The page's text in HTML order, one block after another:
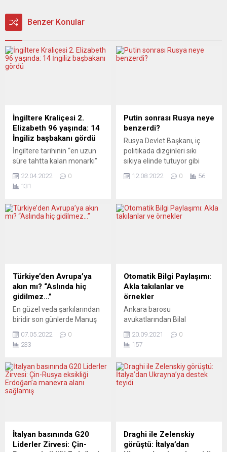
Benzer Konular
İngiltere Kraliçesi 2.
Elizabeth 96 yaşında: 14
İngiliz başbakanı gördü
İngiltere tarihinin “en uzun
süre tahtta kalan monarkı”
günü dolayısıyla atlara olan
ilgisini de yansıtan, iki
çekilen bir fotoğrafı
yayınlandı. Kraliçe, doğum
Malikhanesi’nde ailesi ve
arkadaşlarıyla bir araya
gelecek. İngiltere Kraliçesi
2....
22.04.2022
0
131
Putin sonrası Rusya neye
benzerdi?
Rusya Devlet Başkanı, iç
politikada dizginleri sıkı
sıkıya elinde tutuyor gibi
var. Bağımsız kamuoyu
halkın Putin’e güveni
yaşanabileceğine dair
değerlendirmelerde
bulunuyor. NOWAYA
12.08.2022 0 56
Türkiye’den Avrupa’ya
akın mı? “Aslında hiç
gidilmez…”
En güzel veda şarkılarından
biridir son günlerde Manuş
Havada Gidilmez” şarkısı.
Nazan Öncel’in geçen
çıkarttığı “Demir Leblebi”
albümünde sözünü yazdığı
ve ses verdiği “Bu Havada
Aslında Hiç Gidilmez… “Beni
bırakıp gitme bir yere
07.05.2022
0
233
Otomatik Bilgi Paylaşımı:
Akla takılanlar ve
örnekler
Ankara barosu
avukatlarından Bilal
yayınlanan “Hakkınız Var”
adlı programda finansal
ilgili son gelişmeleri
aktarmaya devam ediyor.
avukat Bilal Erdoğan, Yeni
Posta gazetesinin YouTube
20.09.2021
0
157
İtalyan basınında G20
Liderler Zirvesi: Çin-
Draghi ile Zelenskiy
görüştü: İtalya’dan